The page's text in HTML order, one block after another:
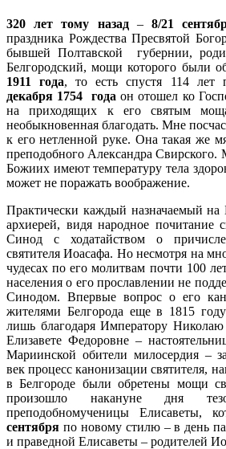
320 лет тому назад–8/21
праздника Рождества Пресвятой
бывшей Полтавской губернии,
Белгородский, мощи которого были
1911 года, то есть спустя 114 лет
декабря 1754 года он отошел ко
на приходящих к его святым
необыкновенная благодать. Мне
к его нетленной руке. Она такая же
преподобного Александра
Божиих имеют температуру тела
может не поражать воображение.
Практически каждый назначаемый на
архиерей, видя народное почитание
Синод с ходатайством о
святителя Иоасафа. Но несмотря на
чудесах по его молитвам почти 100
населения о его прославлении не
Синодом. Впервые вопрос о его
жителями Белгорода еще в 1815
лишь благодаря Императору
Елизавете Федоровне –
Мариинской обители милосердия –
век процесс канонизации святителя,
в Белгороде были обретены мощи
произошло накануне дня
преподобномученицы Елисаветы,
сентября по новому стилю – в день
и праведной Елисаветы – родителей